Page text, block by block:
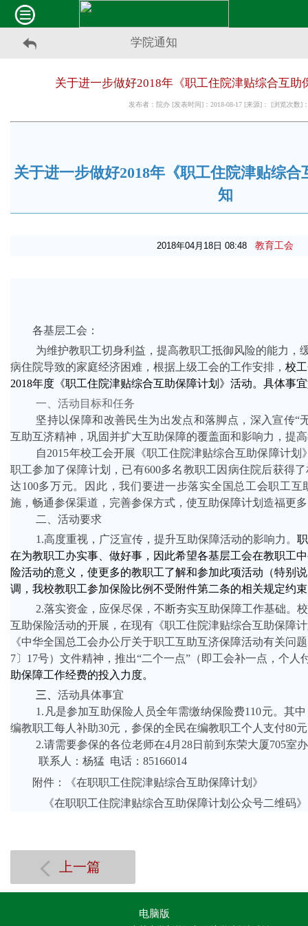
学院通知
关于进一步做好2018年《职工住院津贴综合互助
发布者：院办 [发表时间]：2018-08-17 [来源]： [浏览次数]
关于进一步做好2018年《职工住院津贴综
知
2018年04月18日 08:48 教育工会
各基层工会：
为维护教职工切身利益，提高教职工抵御风险的能力，
病住院导致的家庭经济困难，根据上级工会的工作安排， 校
2018年度《职工住院津贴综合互助保障计划》活动。具体事
一、活动目标和任务
坚持以保障和改善民生为出发点和落脚点，深入宣传“
互助互济精神，巩固并扩大互助保障的覆盖面和影响力，提
自2015年校工会开展《职工住院津贴综合互助保障计划
职工参加了保障计划，已有600多名教职工因病住院后获得
达100多万元。因此，我们要进一步落实全国总工会职工
施，畅通参保渠道，完善参保方式，使互助保障计划造福更
二、活动要求
1.高度重视，广泛宣传，提升互助保障活动的影响力。
在为教职工办实事、做好事，因此希望各基层工会在教职工
险活动的意义，使更多的教职工了解和参加此项活动（特别
调，我校教职工参加保险比例不受附件第二条的相关规定约
2.落实资金，应保尽保，不断夯实互助保障工作基础。
互助保险活动的开展，在现有《职工住院津贴综合互助保障
《中华全国总工会办公厅关于职工互助互济保障活动有关问
7〕17号）文件精神，推出“二个一点”（即工会补一点，个人
助保障工作经费的投入力度。
三、活动具体事宜
1.凡是参加互助保险人员全年需缴纳保险费110元。其
编教职工每人补助30元，参保的全民在编教职工个人支付80
2.请需要参保的各位老师在4月28日前到东荣大厦705室
联系人：杨猛 电话：85166014
附件：《在职职工住院津贴综合互助保障计划》
《在职职工住院津贴综合互助保障计划公众号二维码》
上一篇
电脑版